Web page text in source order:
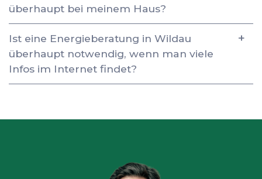
überhaupt bei meinem Haus?
Ist eine Energieberatung in Wildau
überhaupt notwendig, wenn man viele
Infos im Internet findet?